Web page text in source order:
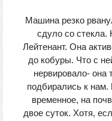
Машина резко
сдуло со стекла.
Лейтенант. Она
до кобуры. Что с
нервировало- она
подбирались к
временное, на
двое суток. Хотя,